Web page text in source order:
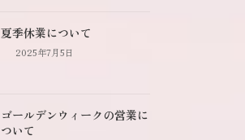
夏季休業について
2025年7月5日
ゴールデンウィークの営業に
ついて